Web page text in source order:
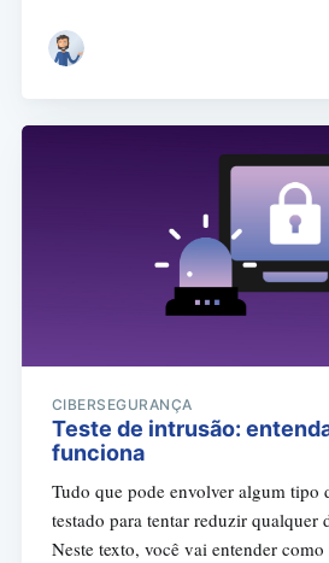
CIBERSEGURANÇA
Teste de intrusão:
funciona
Tudo que pode envolver algum tipo
testado para tentar reduzir qualquer
Neste texto, você vai entender